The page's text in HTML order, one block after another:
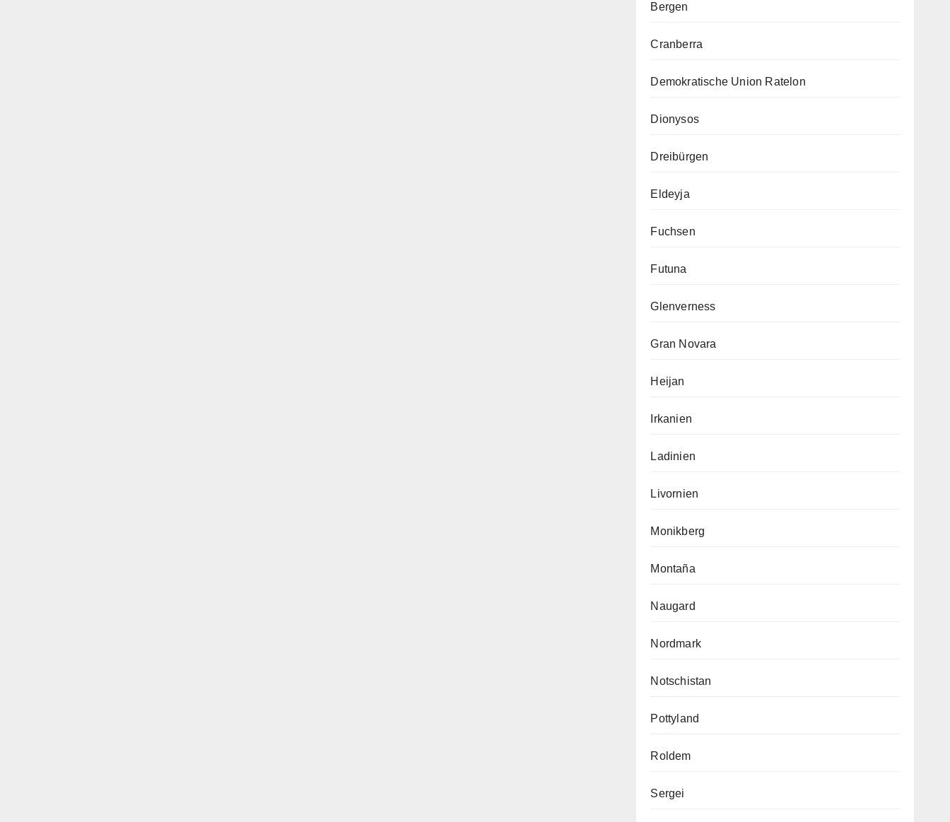
Bergen
Cranberra
Demokratische Union Ratelon
Dionysos
Dreibürgen
Eldeyja
Fuchsen
Futuna
Glenverness
Gran Novara
Heijan
Irkanien
Ladinien
Livornien
Monikberg
Montaña
Naugard
Nordmark
Notschistan
Pottyland
Roldem
Sergei